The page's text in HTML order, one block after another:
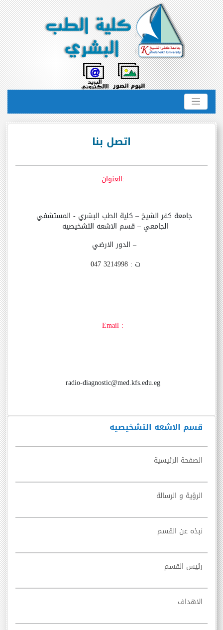
قسم الاشعه التشخيصيه
الصفحة الرئيسية
الرؤية و الرسالة
نبذه عن القسم
رئيس القسم
الاهداف
اتصل بنا
:العنوان
جامعة كفر الشيخ – كلية الطب البشري - المستشفي
الجامعي – قسم الاشعه التشخيصيه
– الدور الارضي
ت :047 3214998
Email :
radio-diagnostic@med.kfs.edu.eg